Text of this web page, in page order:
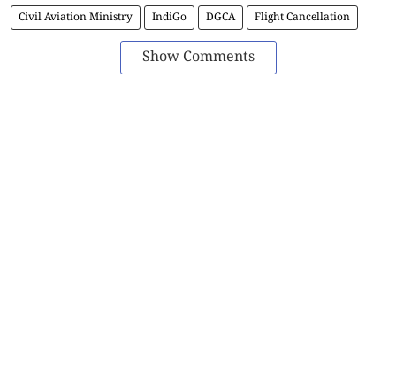
Civil Aviation Ministry IndiGo DGCA Flight Cancellation
Show Comments